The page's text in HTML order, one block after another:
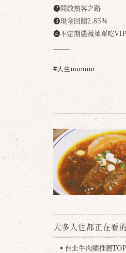
❷開啟熟客之路
❸現金回饋2.85%
❹不定期隱藏菜單吃
#人生murmur
大多人也都正在
▶ 台北牛肉麵推薦